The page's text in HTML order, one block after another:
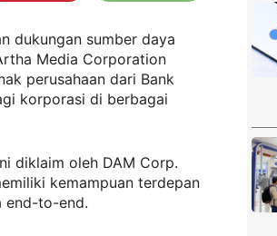
dukungan sumber daya
Media Corporation
perusahaan dari Bank
korporasi di berbagai
diklaim oleh DAM Corp.
kemampuan terdepan
end-to-end.